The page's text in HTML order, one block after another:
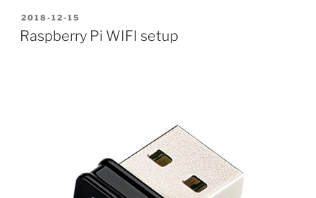
PUBLICADO
EM
2018-12-15
Raspberry Pi WIFI setup